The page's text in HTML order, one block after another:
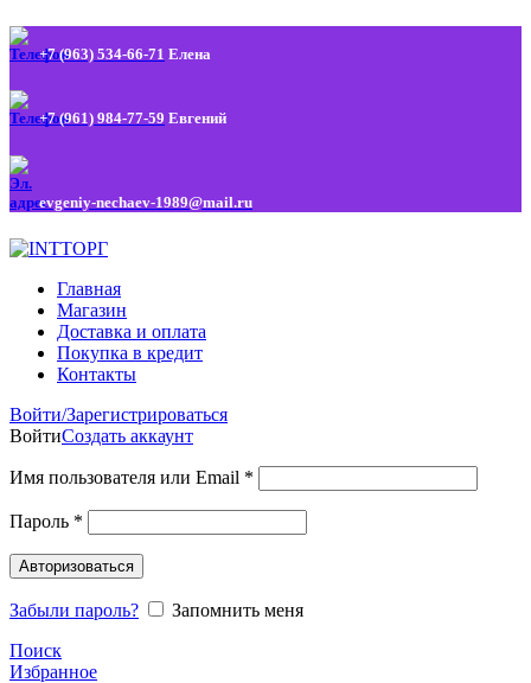
+7 (963) 534-66-71 Елена
+7 (961) 984-77-59 Евгений
evgeniy-nechaev-1989@mail.ru
Главная
Магазин
Доставка и оплата
Покупка в кредит
Контакты
Войти/Зарегистрироваться
ВойтиСоздать аккаунт
Имя пользователя или Email *
Пароль *
Авторизоваться
Забыли пароль?
Запомнить меня
Поиск
Избранное